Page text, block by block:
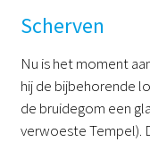
Scherven
Nu is het moment
hij de bijbehorende
de bruidegom een
verwoeste Tempel).